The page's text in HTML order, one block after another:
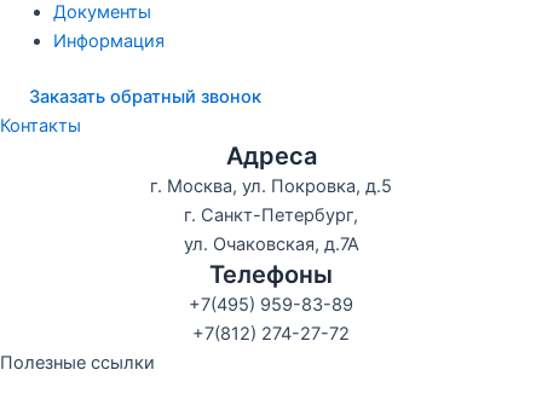
Документы
Информация
Заказать обратный звонок
Контакты
Адреса
г. Москва, ул. Покровка, д.5
г. Санкт-Петербург,
ул. Очаковская, д.7А
Телефоны
+7(495) 959-83-89
+7(812) 274-27-72
Полезные ссылки